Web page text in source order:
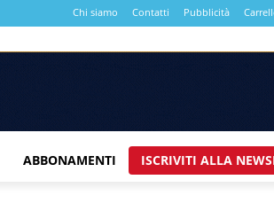
Chi siamo Contatti Pubblicità
ABBONAMENTI ISCRIVITI ALLA